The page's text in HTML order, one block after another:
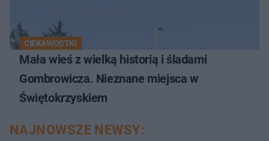
CIEKAWOSTKI
Mała wieś z wielką historią i śladami
Gombrowicza. Nieznane miejsca w
Świętokrzyskiem
NAJNOWSZE NEWSY: